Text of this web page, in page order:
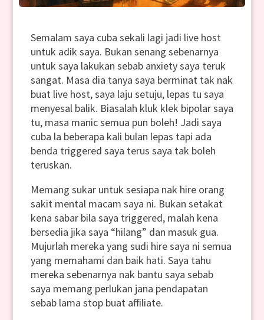
Semalam saya cuba sekali lagi jadi live host
untuk adik saya. Bukan senang sebenarnya
untuk saya lakukan sebab anxiety saya teruk
sangat. Masa dia tanya saya berminat tak nak
buat live host, saya laju setuju, lepas tu saya
menyesal balik. Biasalah kluk klek bipolar saya
tu, masa manic semua pun boleh! Jadi saya
cuba la beberapa kali bulan lepas tapi ada
benda triggered saya terus saya tak boleh
teruskan.
Memang sukar untuk sesiapa nak hire orang
sakit mental macam saya ni. Bukan setakat
kena sabar bila saya triggered, malah kena
bersedia jika saya “hilang” dan masuk gua.
Mujurlah mereka yang sudi hire saya ni semua
yang memahami dan baik hati. Saya tahu
mereka sebenarnya nak bantu saya sebab
saya memang perlukan jana pendapatan
sebab lama stop buat affiliate.